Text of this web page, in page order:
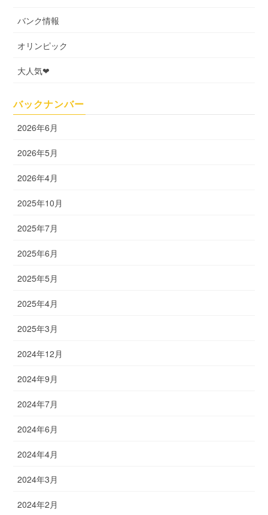
バンク情報
オリンピック
大人気❤
バックナンバー
2026年6月
2026年5月
2026年4月
2025年10月
2025年7月
2025年6月
2025年5月
2025年4月
2025年3月
2024年12月
2024年9月
2024年7月
2024年6月
2024年4月
2024年3月
2024年2月